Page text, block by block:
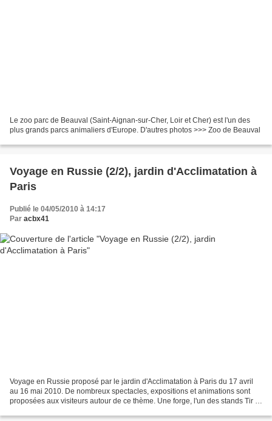
Le zoo parc de Beauval (Saint-Aignan-sur-Cher, Loir et Cher) est l'un des
plus grands parcs animaliers d'Europe. D'autres photos >>> Zoo de Beauval
Voyage en Russie (2/2), jardin d'Acclimatation à
Paris
Publié le 04/05/2010 à 14:17
Par acbx41
Voyage en Russie proposé par le jardin d'Acclimatation à Paris du 17 avril
au 16 mai 2010. De nombreux spectacles, expositions et animations sont
proposées aux visiteurs autour de ce thème. Une forge, l'un des stands Tir à